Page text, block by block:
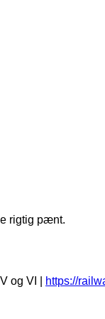
rigtig pænt.
og VI |
https://